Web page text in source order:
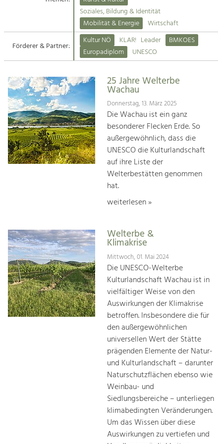
Suche
Impressum
Kontakt
Angebotsentwicklung und
Handwerk, Wissenschaft und Forschung.
Soziales, Bildung &
Identität
Gleichberechtigung, Jugend und
Integration
Mobilität & Energie
Klimawandel, öffentlicher Verkehr und
Steigerung regionaler Wertschöpfung
Soziales, Bildung & Identität
Mobilität & Energie
Wirtschaft
Förderer & Partner:
Kultur NÖ KLAR! Leader
BMKOES
Europadiplom
UNESCO
25 Jahre Welterbe
Wachau
Donnerstag, 13. März 2025
Die Wachau ist ein ganz
besonderer Flecken Erde. So
außergewöhnlich, dass die
UNESCO die Kulturlandschaft
auf ihre Liste der
Welterbestätten genommen
hat.
weiterlesen »
Welterbe &
Klimakrise
Mittwoch, 01. Mai 2024
Die UNESCO-Welterbe
Kulturlandschaft Wachau ist in
vielfältiger Weise von den
Auswirkungen der Klimakrise
betroffen. Insbesondere die für
den außergewöhnlichen
universellen Wert der Stätte
prägenden Elemente der Natur-
und Kulturlandschaft – darunter
Naturschutzflächen ebenso wie
Weinbau- und
Siedlungsbereiche – unterliegen
klimabedingten Veränderungen.
Um das Wissen über diese
Auswirkungen zu vertiefen und